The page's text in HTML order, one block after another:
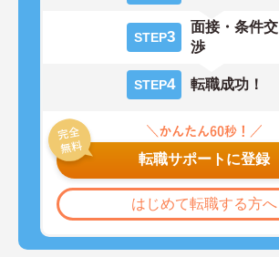
STEP3
面接・条件交
渉
STEP4 転職成功！
転職サポートに登録
はじめて転職する方へ